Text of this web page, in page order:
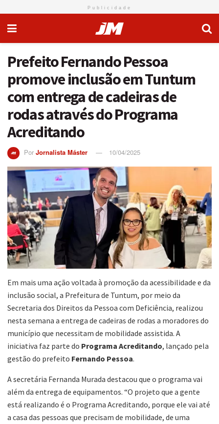
Publicidade
Prefeito Fernando Pessoa
promove inclusão em Tuntum
com entrega de cadeiras de
rodas através do Programa
Acreditando
Por Jornalista Máster 10/04/2025
Em mais uma ação voltada à promoção da acessibilidade e da
inclusão social, a Prefeitura de Tuntum, por meio da
Secretaria dos Direitos da Pessoa com Deficiência, realizou
nesta semana a entrega de cadeiras de rodas a moradores do
município que necessitam de mobilidade assistida. A
iniciativa faz parte do Programa Acreditando, lançado pela
gestão do prefeito Fernando Pessoa.
A secretária Fernanda Murada destacou que o programa vai
além da entrega de equipamentos. “O projeto que a gente
está realizando é o Programa Acreditando, porque ele vai até
a casa das pessoas que precisam de mobilidade, de uma